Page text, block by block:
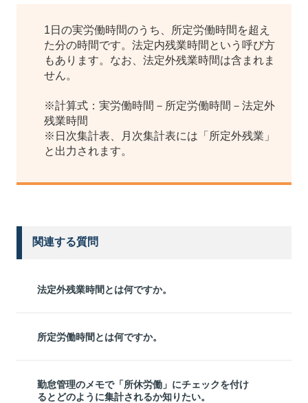
1日の実労働時間のうち、所定労働時間を超え
た分の時間です。法定内残業時間という呼び方
もあります。なお、法定外残業時間は含まれま
せん。
※計算式：実労働時間－所定労働時間－法定外
残業時間
※日次集計表、月次集計表には「所定外残業」
と出力されます。
関連する質問
法定外残業時間とは何ですか。
所定労働時間とは何ですか。
勤怠管理のメモで「所休労働」にチェックを付け
るとどのように集計されるか知りたい。